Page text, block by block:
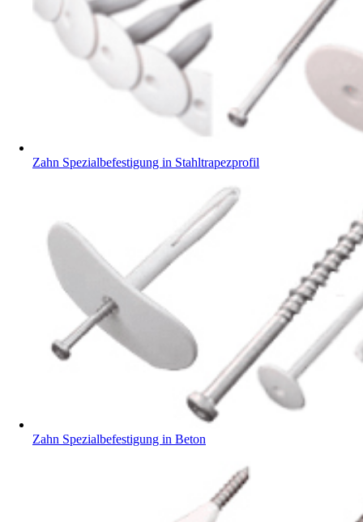
Zahn Spezialbefestigung in Stahltrapezprofil
Zahn Spezialbefestigung in Beton